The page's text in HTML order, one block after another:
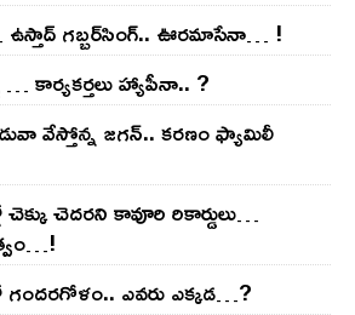
గ‌బ్బ‌ర్‌సింగ్‌.. ఊర‌మాసేనా… !
… కార్యకర్తలు హ్యాపీనా.. ?
వేస్తోన్న జ‌గ‌న్‌.. క‌ర‌ణం ఫ్యామిలీ
చెద‌ర‌ని కావూరి రికార్డులు…
ఎవ‌రు ఎక్క‌డ‌…?